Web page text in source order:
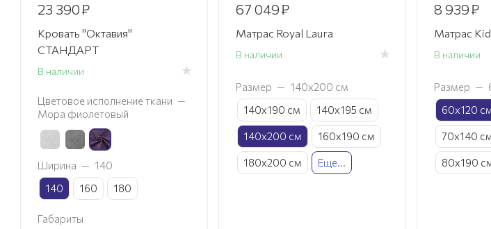
23 390₽
Кровать "Октавия"
СТАНДАРТ
В наличии
Цветовое исполнение ткани —
Мора фиолетовый
Ширина — 140
140
160 180
Габариты
67 049₽
Матрас Royal Laura
В наличии
Размер — 140х200 см
140х190 см
140х195 см
140х200 см 160х190 см
180х200 см Еще...
8 939₽
Матрас
В наличии
Размер —
60х120
70х140
80х190